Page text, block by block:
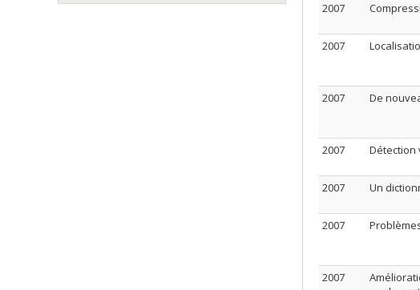
2007
2007
2007
De
2007 Détection
2007
Un
2007
2007